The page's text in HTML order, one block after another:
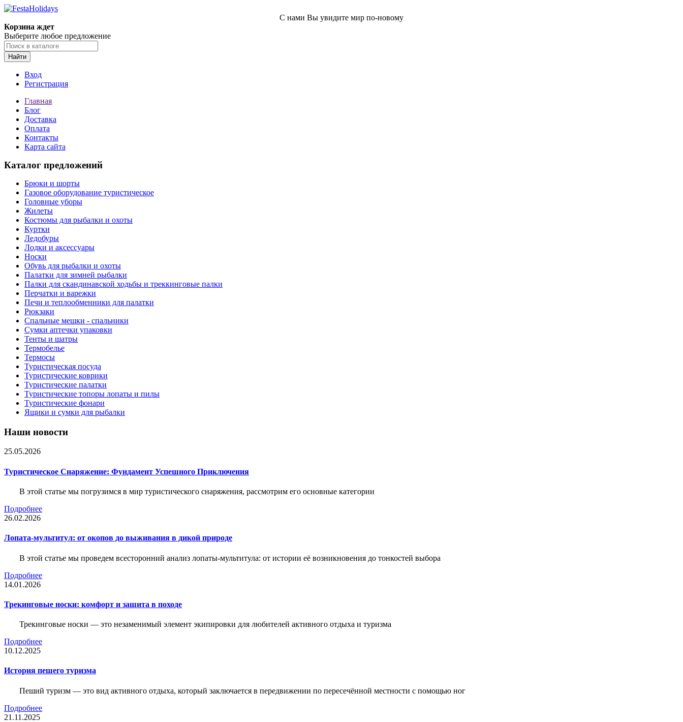
С нами Вы увидите мир по-новому
Корзина ждет
Выберите любое предложение
Найти
Вход
Регистрация
Главная
Блог
Доставка
Оплата
Контакты
Карта сайта
Каталог предложений
Брюки и шорты
Газовое оборудование туристическое
Головные уборы
Жилеты
Костюмы для рыбалки и охоты
Куртки
Ледобуры
Лодки и аксессуары
Носки
Обувь для рыбалки и охоты
Палатки для зимней рыбалки
Палки для скандинавской ходьбы и треккинговые палки
Перчатки и варежки
Печи и теплообменники для палатки
Рюкзаки
Спальные мешки - спальники
Сумки аптечки упаковки
Тенты и шатры
Термобелье
Термосы
Туристическая посуда
Туристические коврики
Туристические палатки
Туристические топоры лопаты и пилы
Туристические фонари
Ящики и сумки для рыбалки
Наши новости
25.05.2026
Туристическое Снаряжение: Фундамент Успешного Приключения
В этой статье мы погрузимся в мир туристического снаряжения, рассмотрим его основные категории
Подробнее
26.02.2026
Лопата-мультитул: от окопов до выживания в дикой природе
В этой статье мы проведем всесторонний анализ лопаты-мультитула: от истории её возникновения до тонкостей выбора
Подробнее
14.01.2026
Трекинговые носки: комфорт и защита в походе
Трекинговые носки — это незаменимый элемент экипировки для любителей активного отдыха и туризма
Подробнее
10.12.2025
История пешего туризма
Пеший туризм — это вид активного отдыха, который заключается в передвижении по пересечённой местности с помощью ног
Подробнее
21.11.2025